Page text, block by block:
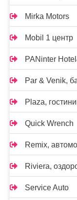
Mirka Motors
Mobil 1 центр
PANinter
Par & Venik,
Plaza,
Quick Wrench
Remix,
Riviera,
Service Auto